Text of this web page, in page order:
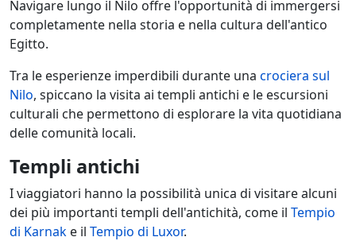
Navigare lungo il Nilo offre l'opportunità di immergersi
completamente nella storia e nella cultura dell'antico
Egitto.
Tra le esperienze imperdibili durante una crociera sul
Nilo, spiccano la visita ai templi antichi e le escursioni
culturali che permettono di esplorare la vita quotidiana
delle comunità locali.
Templi antichi
I viaggiatori hanno la possibilità unica di visitare alcuni
dei più importanti templi dell'antichità, come il Tempio
di Karnak e il Tempio di Luxor.